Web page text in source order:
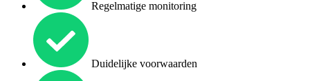
Regelmatige monitoring
Duidelijke voorwaarden